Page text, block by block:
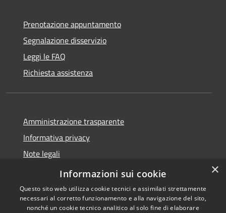
Prenotazione appuntamento
Segnalazione disservizio
Leggi le FAQ
Richiesta assistenza
Amministrazione trasparente
Informativa privacy
Note legali
Dichiarazione di accessibilità
×
Informazioni sui cookie
Questo sito web utilizza cookie tecnici e assimilati strettamente
necessari al corretto funzionamento e alla navigazione del sito,
nonché un cookie tecnico analitico al solo fine di elaborare